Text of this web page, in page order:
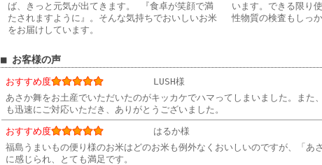
ば、きっと元気が出てきます。 『食卓が笑顔で満
たされますように』。そんな気持ちでおいしいお米
をお届けしています。
います。できる限り
性物質の検査もしっ
■ お客様の声
おすすめ度 LUSH様
あさか舞をお土産でいただいたのがキッカケでハマってしまいました。また
も迅速にご対応いただき、ありがとうございました。
おすすめ度 はるか様
福島うまいもの便り様のお米はどのお米も例外なくおいしいのですが、「あ
に感じられ、とても満足です。